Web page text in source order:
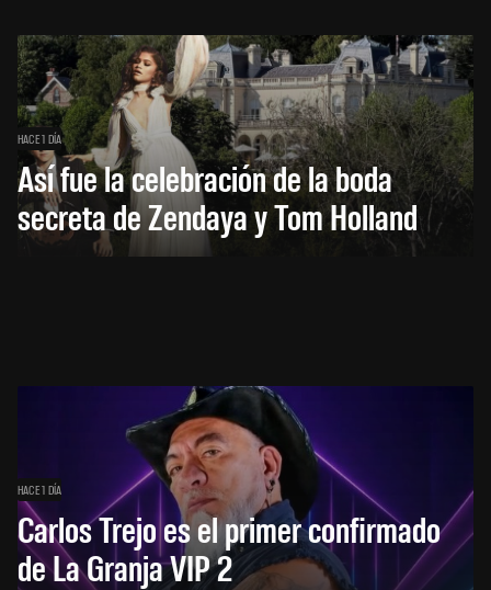
HACE 1 DÍA
Así fue la celebración de la boda
secreta de Zendaya y Tom Holland
HACE 1 DÍA
Carlos Trejo es el primer confirmado
de La Granja VIP 2